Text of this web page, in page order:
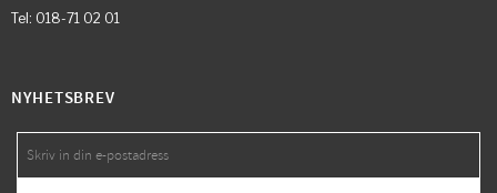
Tel: 018-71 02 01
NYHETSBREV